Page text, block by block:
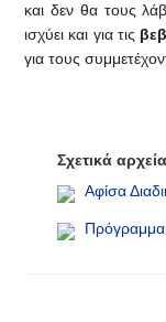
και δεν θα τους
ισχύει και για τις
για τους
Σχετικά αρχεία
Αφίσα
Πρόγραμμα